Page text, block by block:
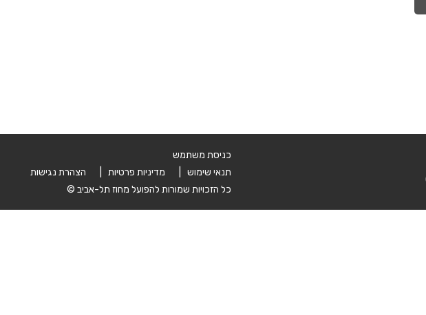
כניסת משתמש
תנאי שימוש |
מדיניות פרטיות |
הצהרת נגישות
כל הזכויות שמורות להפועל מחוז תל-אביב ©